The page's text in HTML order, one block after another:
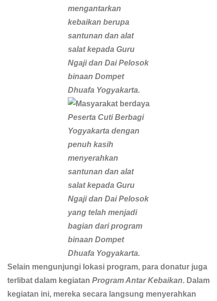
mengantarkan
kebaikan berupa
santunan dan alat
salat kepada Guru
Ngaji dan Dai Pelosok
binaan Dompet
Dhuafa Yogyakarta.
Peserta Cuti Berbagi
Yogyakarta dengan
penuh kasih
menyerahkan
santunan dan alat
salat kepada Guru
Ngaji dan Dai Pelosok
yang telah menjadi
bagian dari program
binaan Dompet
Dhuafa Yogyakarta.
Selain mengunjungi lokasi program, para donatur juga
terlibat dalam kegiatan Program Antar Kebaikan. Dalam
kegiatan ini, mereka secara langsung menyerahkan